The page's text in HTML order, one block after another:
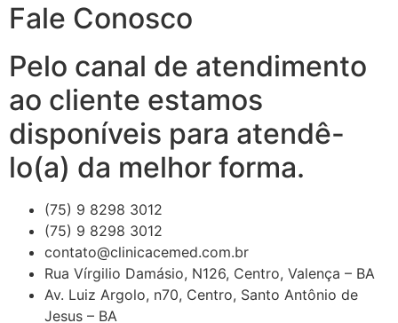
Fale Conosco
Pelo canal de atendimento
ao cliente estamos
disponíveis para atendê-
lo(a) da melhor forma.
(75) 9 8298 3012
(75) 9 8298 3012
contato@clinicacemed.com.br
Rua Vírgilio Damásio, N126, Centro, Valença – BA
Av. Luiz Argolo, n70, Centro, Santo Antônio de
Jesus – BA